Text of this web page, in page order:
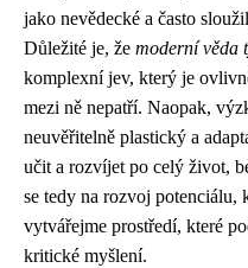
jako nevědecké a často
Důležité je, že moderní věda
komplexní jev, který je
mezi ně nepatří. Naopak,
neuvěřitelně plastický a
učit a rozvíjet po celý život,
se tedy na rozvoj potenciálu,
vytvářejme prostředí, které
kritické myšlení.